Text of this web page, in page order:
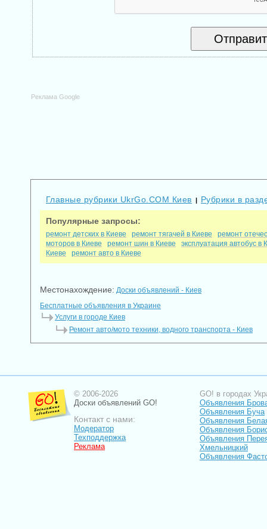
Реклама Google
Главные рубрики UkrGo.COM Киев Рубрики в
Популярные запросы:
ремонт детских в Киеве ремонт тягачей в Киеве
ремонт
моторов в Киеве
ремонт шин в Киеве
эксплуатация автобус в
Киеве
ремонт авто в Киеве
Местонахождение: Доски объявлений - Киев
Бесплатные объявления в Украине
Услуги в городе Киев
Ремонт авто/мото техники, водного транспорта - Киев
© 2006-2026
Доски объявлений GO!
Контакт с нами:
Модератор
Техподдержка
Реклама
GO! в городах
Объявления
Объявления Буча
Объявления
Объявления
Объявления
Хмельницкий
Объявления